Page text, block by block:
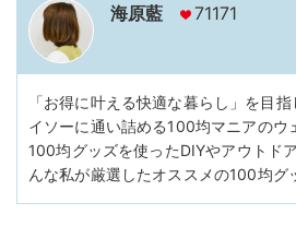
海原藍 71171
「お得に叶える快適な暮らし」を目
イソーに通い詰める100均マニアのウ
100均グッズを使ったDIYやアウトド
んな私が厳選したオススメの100均グ